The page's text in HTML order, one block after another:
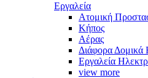
Εργαλεία
Aτομική
Kήπος
Αέρας
Διάφορα
Εργαλεία
view more